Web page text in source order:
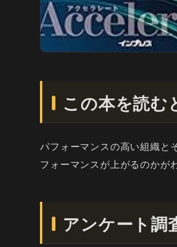
この本を読む
パフォーマンスの高い組織と
フォーマンスが上がるのかが
アンケート調